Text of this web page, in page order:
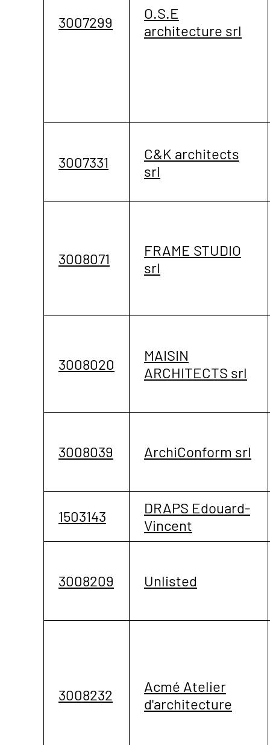
3007299
O.S.E
architecture srl
3007331
C&K architects
srl
3008071
FRAME STUDIO
srl
3008020
MAISIN
ARCHITECTS srl
3008039 ArchiConform srl
1503143
DRAPS Edouard-
Vincent
3008209 Unlisted
3008232
Acmé Atelier
d'architecture